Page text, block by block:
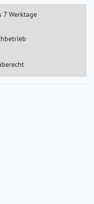
7 Werktage